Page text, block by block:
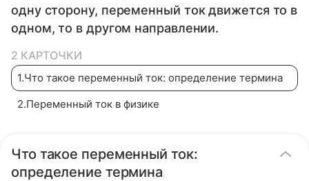
одну сторону, переменный ток движется то в
одном, то в другом направлении.
2 КАРТОЧКИ
1.Что такое переменный ток: определение термина
2.Переменный ток в физике
Что такое переменный ток:
определение термина